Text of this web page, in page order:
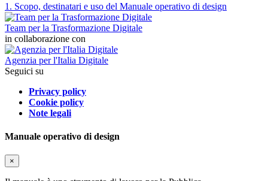
1. Scopo, destinatari e uso del Manuale operativo di design
Team per la Trasformazione Digitale
in collaborazione con
Agenzia per l'Italia Digitale
Seguici su
Privacy policy
Cookie policy
Note legali
Manuale operativo di design
×